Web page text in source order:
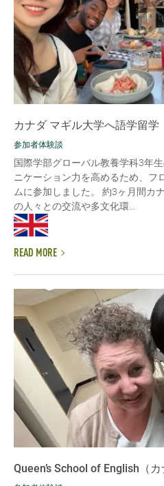
カナダ マギル大学へ語学留学
参加者体験談
国際学部グローバル教養学科3年
ニケーション力を高めるため、フ
ムに参加しました。 約3ヶ月間カ
の人々との交流や多文化環...
READ MORE
Queen’s School of English（